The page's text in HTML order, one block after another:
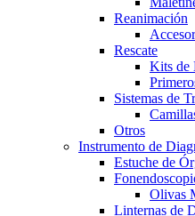
Reanimación
Rescate
Kits de
Sistemas de
Otros
Instrumento de
Estuche de
Olivas
Linternas de